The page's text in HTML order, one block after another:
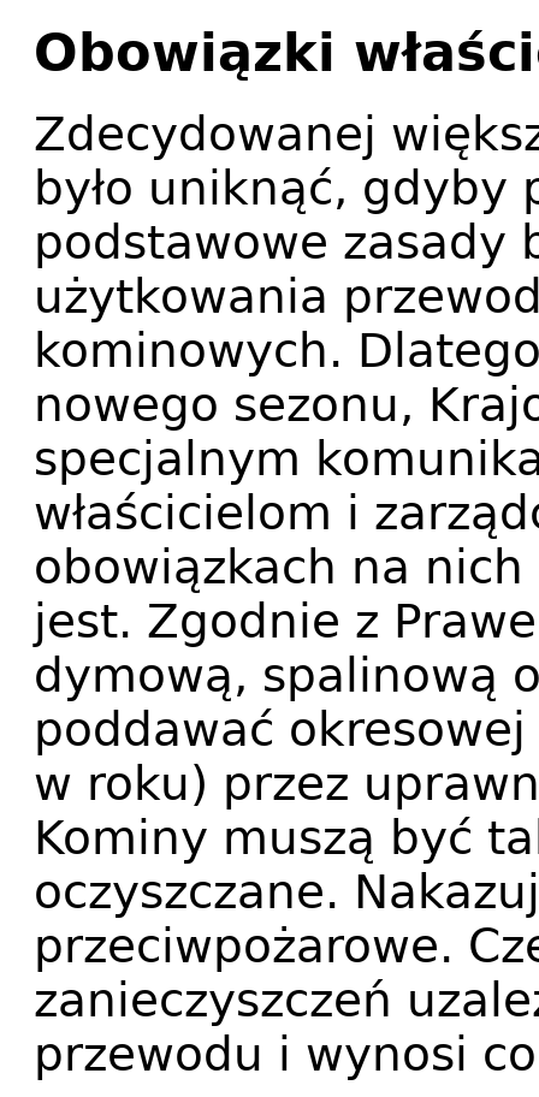
Obowiązki
Zdecydowanej
było uniknąć, gdyby
podstawowe zasady
użytkowania
kominowych.
nowego sezonu,
specjalnym
właścicielom i
obowiązkach na
jest. Zgodnie z
dymową, spalinową
poddawać
w roku) przez
Kominy muszą być
oczyszczane.
przeciwpożarowe.
zanieczyszczeń
przewodu i wynosi